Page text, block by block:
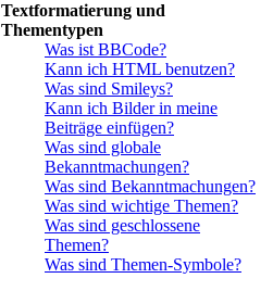
Textformatierung und
Thementypen
Was ist BBCode?
Kann ich HTML benutzen?
Was sind Smileys?
Kann ich Bilder in meine
Beiträge einfügen?
Was sind globale
Bekanntmachungen?
Was sind Bekanntmachungen?
Was sind wichtige Themen?
Was sind geschlossene
Themen?
Was sind Themen-Symbole?